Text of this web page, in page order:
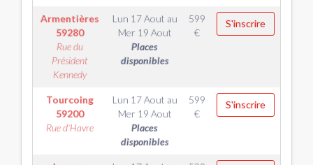
Armentières
59280
Rue du
Président
Kennedy
Lun 17 Aout au
Mer 19 Aout
Places
disponibles
599
€
S'inscrire
Tourcoing
59200
Rue d'Havre
Lun 17 Aout au
Mer 19 Aout
Places
disponibles
599
€
S'inscrire